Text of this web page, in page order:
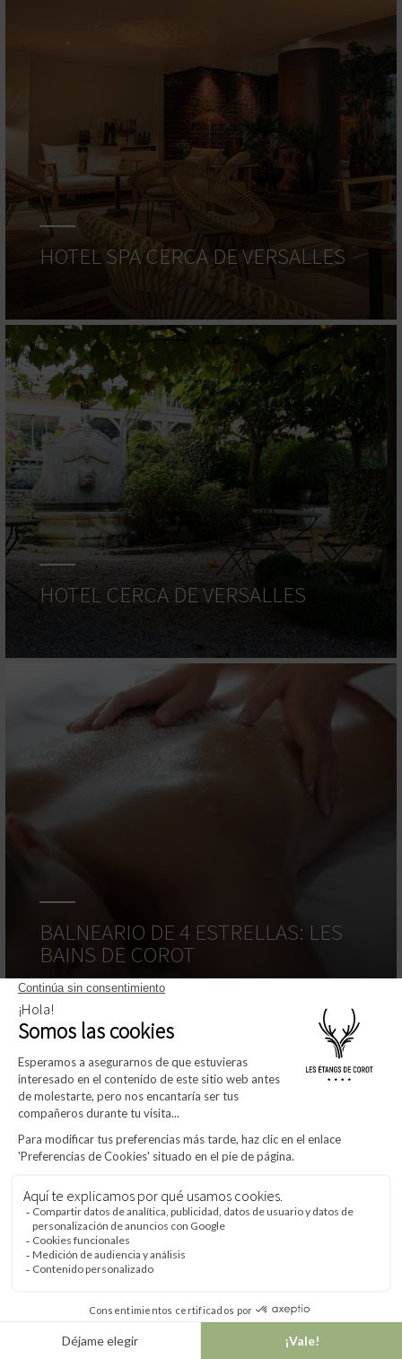
Acceda a Ofertas
HOTEL SPA CERCA DE VERSALLES
HOTEL CERCA DE VERSALLES
BALNEARIO DE 4 ESTRELLAS: LES
BAINS DE COROT
SALÓN DE RECEPCIONES EN